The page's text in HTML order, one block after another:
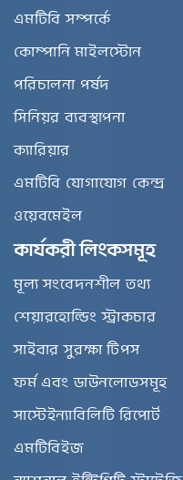
এমটিবি সম্পর্কে
কোম্পানি মাইলস্টোন
পরিচালনা পর্ষদ
সিনিয়র ব্যবস্থাপনা
ক্যারিয়ার
এমটিবি যোগাযোগ কেন্দ্র
ওয়েবমেইল
কার্যকরী লিংকসমূহ
মূল্য সংবেদনশীল তথ্য
শেয়ারহোল্ডিং স্ট্রাকচার
সাইবার সুরক্ষা টিপস
ফর্ম এবং ডাউনলোডসমূহ
সাস্টেইন্যাবিলিটি রিপোর্ট
এমটিবিইজ